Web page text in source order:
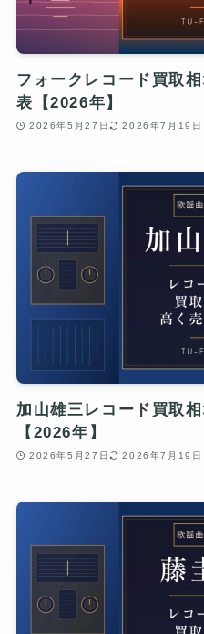
フォークレコード買取
表【2026年】
2026年5月27日 2026年7月19日
加山雄三レコード買取
【2026年】
2026年5月27日 2026年7月19日